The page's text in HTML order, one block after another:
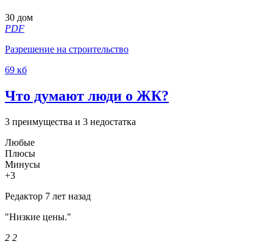
30 дом
PDF
Разрешение на строительство
69 кб
Что думают люди о ЖК?
3 преимущества и 3 недостатка
Любые
Плюсы
Минусы
+3
Редактор 7 лет назад
"Низкие цены."
2 2